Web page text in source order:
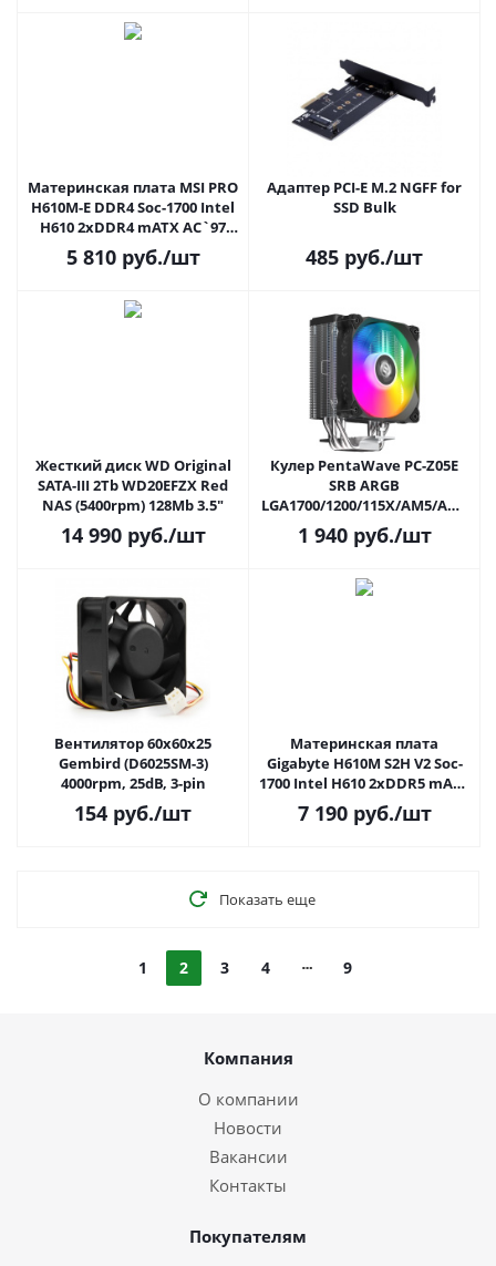
Материнская плата MSI PRO
H610M-E DDR4 Soc-1700 Intel
H610 2xDDR4 mATX AC`97
8ch(7.1) GbLAN+VGA+HDMI
5 810руб./шт
Адаптер PCI-E M.2 NGFF for
SSD Bulk
485 руб./шт
Жесткий диск WD Original
SATA-III 2Tb WD20EFZX Red
NAS (5400rpm) 128Mb 3.5"
14 990руб./шт
Кулер PentaWave PC-Z05E
SRB ARGB
LGA1700/1200/115X/AM5/AM4
(TDP 235W, 120mm PWM LED
ARGB FAN, 5 Heatpipe 6мм,
158mm)
1 940руб./шт
Вентилятор 60x60x25
Gembird (D6025SM-3)
4000rpm, 25dB, 3-pin
154 руб./шт
Материнская плата
Gigabyte H610M S2H V2 Soc-
1700 Intel H610 2xDDR5 mATX
AC`97 8ch(7.1)
GbLAN+VGA+HDMI+2*DP
7 190руб./шт
Показать еще
1 2 3 4 9
Компания
О компании
Новости
Вакансии
Контакты
Покупателям